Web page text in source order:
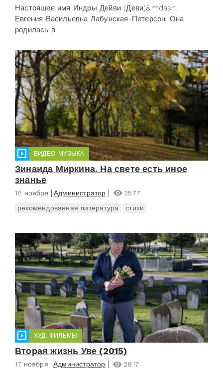
Настоящее имя Индры Дейви (Деви)&mdash;
Евгения Васильевна Лабунская-Петерсон. Она
родилась в...
ВИДЕО-МУЗЫКА
Зинаида Миркина. На свете есть иное
знанье
18 ноября Администратор
2577
рекомендованная литература
стихи
ХУД. ФИЛЬМЫ
Вторая жизнь Уве (2015)
17 ноября Администратор
2817